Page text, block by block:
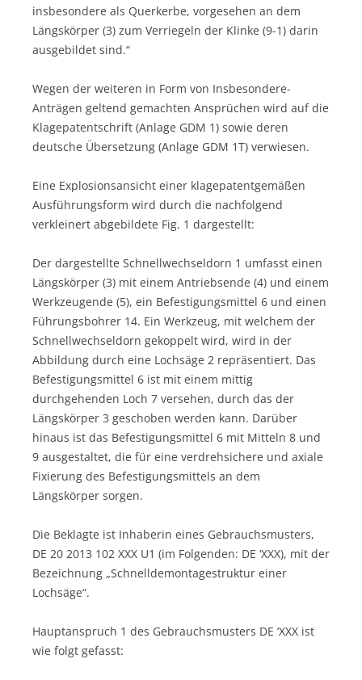
insbesondere als Querkerbe, vorgesehen an dem
Längskörper (3) zum Verriegeln der Klinke (9-1) darin
ausgebildet sind.“
Wegen der weiteren in Form von Insbesondere-
Anträgen geltend gemachten Ansprüchen wird auf die
Klagepatentschrift (Anlage GDM 1) sowie deren
deutsche Übersetzung (Anlage GDM 1T) verwiesen.
Eine Explosionsansicht einer klagepatentgemäßen
Ausführungsform wird durch die nachfolgend
verkleinert abgebildete Fig. 1 dargestellt:
Der dargestellte Schnellwechseldorn 1 umfasst einen
Längskörper (3) mit einem Antriebsende (4) und einem
Werkzeugende (5), ein Befestigungsmittel 6 und einen
Führungsbohrer 14. Ein Werkzeug, mit welchem der
Schnellwechseldorn gekoppelt wird, wird in der
Abbildung durch eine Lochsäge 2 repräsentiert. Das
Befestigungsmittel 6 ist mit einem mittig
durchgehenden Loch 7 versehen, durch das der
Längskörper 3 geschoben werden kann. Darüber
hinaus ist das Befestigungsmittel 6 mit Mitteln 8 und
9 ausgestaltet, die für eine verdrehsichere und axiale
Fixierung des Befestigungsmittels an dem
Längskörper sorgen.
Die Beklagte ist Inhaberin eines Gebrauchsmusters,
DE 20 2013 102 XXX U1 (im Folgenden: DE ‘XXX), mit der
Bezeichnung „Schnelldemontagestruktur einer
Lochsäge“.
Hauptanspruch 1 des Gebrauchsmusters DE ‘XXX ist
wie folgt gefasst: